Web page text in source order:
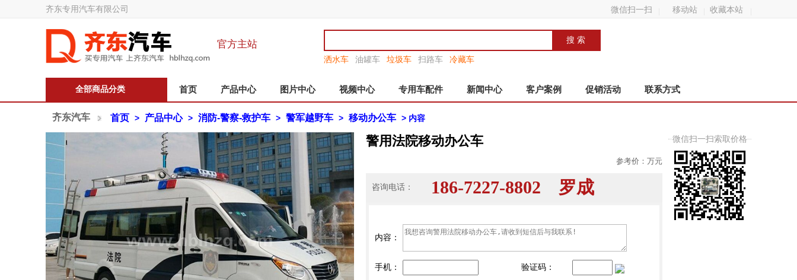
齐东专用汽车有限公司 微信扫一扫 移动站 收藏本站
官方主站
洒水车 油罐车 垃圾车 扫路车 冷藏车
全部商品分类 首页 产品中心 图片中心 视频中心 专用车配件 新闻中心 客户案例 促销活动 联系方式
齐东汽车 首页 > 产品中心 > 消防-警察-救护车 > 警军越野车 > 移动办公车 > 内容
警用法院移动办公车
参考价： 万元
咨询电话： 186-7227-8802 罗成
内容：
手机： 验证码：
微信扫一扫索取价格